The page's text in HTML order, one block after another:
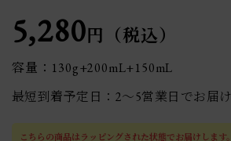
5,280円（税込）
容量：130g+200mL+150mL
最短到着予定日：2〜5営業日でお届け
こちらの商品はラッピングされた状態でお届けします。